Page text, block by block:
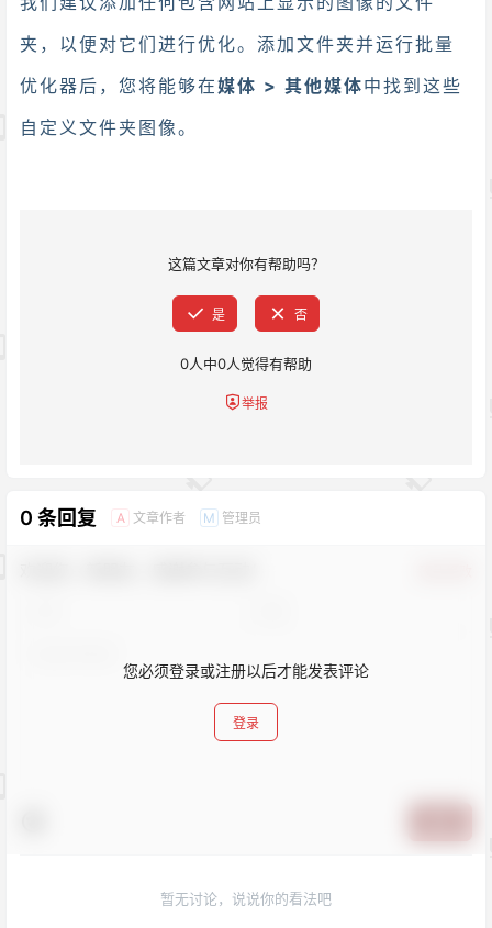
夹，以便对它们进行优化。添加文件夹并运行批量
优化器后，您将能够在媒体 > 其他媒体中找到这些
自定义文件夹图像。
这篇文章对你有帮助吗？
是 否
0人中0人觉得有帮助
举报
0 条回复 A 文章作者 M 管理员
您必须登录或注册以后才能发表评论
登录
暂无讨论，说说你的看法吧